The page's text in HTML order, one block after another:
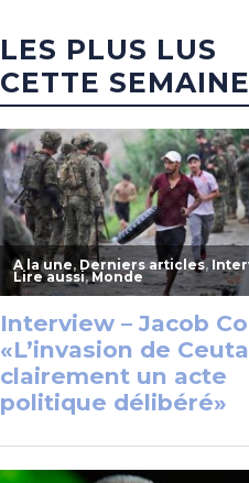
LES PLUS LUS
CETTE SEMAINE